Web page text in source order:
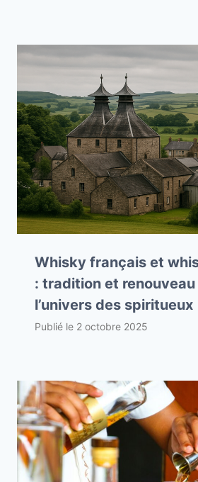
Whisky français et
: tradition et
l’univers des spiritueux
Publié le 2 octobre 2025